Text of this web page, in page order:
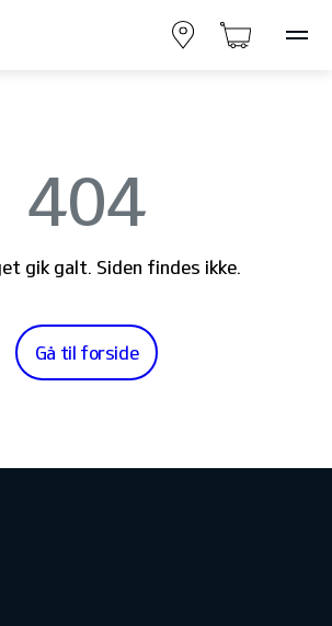
404
gik galt. Siden findes ikke.
Gå til forside